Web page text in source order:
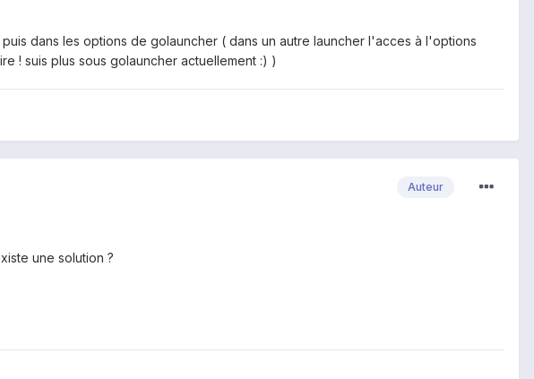
dans les options de golauncher ( dans un autre launcher l'acces à l'options
! suis plus sous golauncher actuellement :) )
Auteur
une solution ?